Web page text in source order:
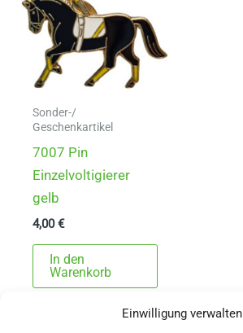
Einwilligung verwalten
Sonder-/
Geschenkartikel
7007 Pin
Einzelvoltigierer
gelb
4,00€
In den
Warenkorb